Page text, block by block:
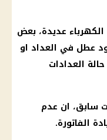
عديدة، بعض
عطل في العداد او
العدادات
سابق، ان عدم
الفاتورة.